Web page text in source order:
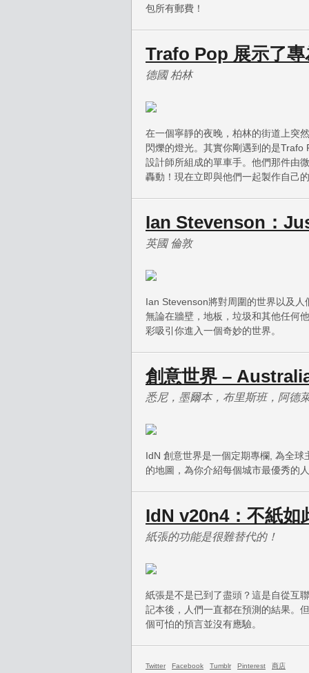
包所有郵費！
Trafo Pop 展示了
德國 柏林
在一個寧靜的夜晚，柏林的街道上突
閃爍的燈光。其實你剛遇到的是
設計師所組成的單車手。他們那件由
轟動！現在立即與他們一起製作自己
Ian Stevenson：
英國 倫敦
Ian Stevenson將對周圍的世界以及
無論在牆壁，地板，垃圾和其他任何
彩吸引你進入一個奇妙的世界。
創意世界 –
悉尼，墨爾本，布里斯班，阿德
IdN 創意世界是一個定期專欄, 為全
的地圖，為你介紹每個城市最優秀的
IdN v20n4：不紙如
紙張的功能是很難替代的！
紙張是不是已到了盡頭？這是自從互
記本後，人們一直都在預測的結果。
個可怕的預言並沒有應驗。
Twitter Facebook Tumblr Pinterest 商店